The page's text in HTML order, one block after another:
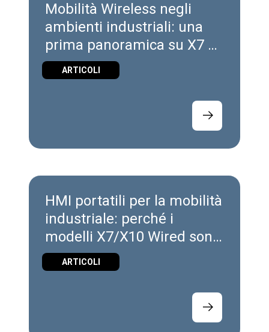
Mobilità Wireless negli
ambienti industriali: una
prima panoramica su X7 e
X10 Wireless
ARTICOLI
HMI portatili per la mobilità
industriale: perché i
modelli X7/X10 Wired sono
lo starting point ideale
ARTICOLI